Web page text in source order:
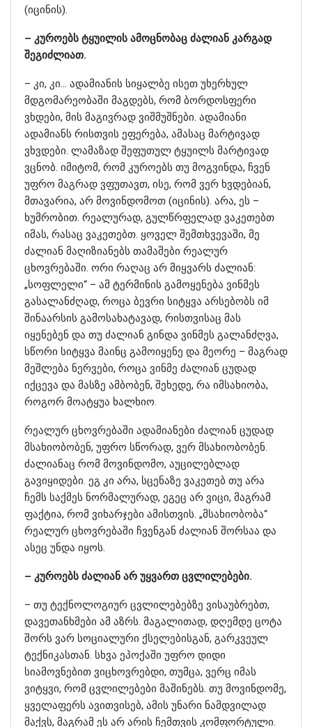
(იცინის).
– კუროებს ტყუილის ამოცნობაც ძალიან კარგად
შეგიძლიათ.
– კი, კი… ადამიანის სიყალბე ისეთ უხერხულ
მდგომარეობაში მაგდებს, რომ ბორდოსფერი
ვხდები, მის მაგივრად ვიშმუშნები. ადამიანი
ადამიანს რისთვის ეფერება, ამასაც მარტივად
ვხვდები. ლამაზად შეფუთულ ტყუილს მარტივად
ვცნობ. იმიტომ, რომ კუროებს თუ მოგვინდა, ჩვენ
უფრო მაგრად ვფუთავთ, ისე, რომ ვერ ხვდებიან,
მთავარია, არ მოვინდომოთ (იცინის). არა, ეს –
ხუმრობით. რეალურად, გულწრფელად ვაკეთებთ
იმას, რასაც ვაკეთებთ. ყოველ შემთხვევაში, მე
ძალიან მაღიზიანებს თამაშები რეალურ
ცხოვრებაში. ორი რაღაც არ მიყვარს ძალიან:
„სოფლელი“ – ამ ტერმინის გამოყენება ვინმეს
გასალანძღად, როცა ბევრი სიტყვა არსებობს იმ
შინაარსის გამოსახატავად, რისთვისაც მას
იყენებენ და თუ ძალიან გინდა ვინმეს გალანძღვა,
სწორი სიტყვა მაინც გამოიყენე და მეორე – მაგრად
მეშლება ნერვები, როცა ვინმე ძალიან ცუდად
იქცევა და მასზე ამბობენ, შეხედე, რა იმსახიობა,
როგორ მოატყუა ხალხიო.
რეალურ ცხოვრებაში ადამიანები ძალიან ცუდად
მსახიობობენ, უფრო სწორად, ვერ მსახიობობენ.
ძალიანაც რომ მოვინდომო, აუცილებლად
გავიყიდები. ეგ კი არა, სცენაზე ვაკეთებ თუ არა
ჩემს საქმეს ნორმალურად, ეგეც არ ვიცი, მაგრამ
ფაქტია, რომ ვიხარჯები ამისთვის. „მსახიობობა“
რეალურ ცხოვრებაში ჩვენგან ძალიან შორსაა და
ასეც უნდა იყოს.
– კუროებს ძალიან არ უყვართ ცვლილებები.
– თუ ტექნოლოგიურ ცვლილებებზე ვისაუბრებთ,
დავეთანხმები ამ აზრს. მაგალითად, დღემდე ცოტა
შორს ვარ სოციალური ქსელებისგან, გარკვეულ
ტექნიკასთან. სხვა ეპოქაში უფრო დიდი
სიამოვნებით ვიცხოვრებდი, თუმცა, ვერც იმას
ვიტყვი, რომ ცვლილებები მაშინებს. თუ მოვინდომე,
ყველაფერს ავითვისებ, ამის უნარი ნამდვილად
მაქვს, მაგრამ ეს არ არის ჩემთვის კომფორტული.